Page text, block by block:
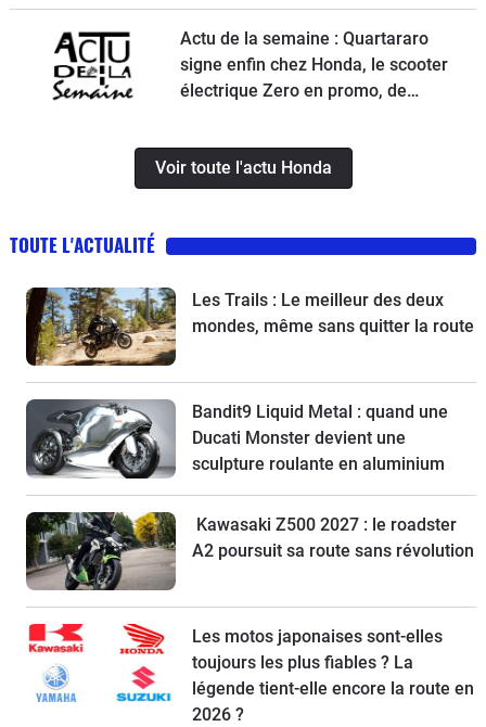
Actu de la semaine : Quartararo
signe enfin chez Honda, le scooter
électrique Zero en promo, de
trottinettes, un Chinois ambitieux et
KTM à la relance
Voir toute l'actu Honda
TOUTE L'ACTUALITÉ
Les Trails : Le meilleur des deux
mondes, même sans quitter la route
Bandit9 Liquid Metal : quand une
Ducati Monster devient une
sculpture roulante en aluminium
Kawasaki Z500 2027 : le roadster
A2 poursuit sa route sans révolution
Les motos japonaises sont-elles
toujours les plus fiables ? La
légende tient-elle encore la route en
2026 ?